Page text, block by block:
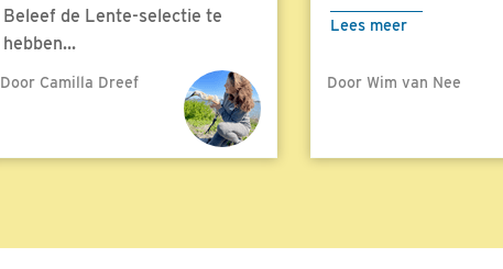
Beleef de Lente-selectie te
hebben...
Lees meer
Door Camilla Dreef
Lees meer
Door Wim van Nee